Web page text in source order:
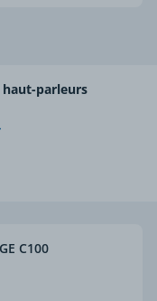
haut-parleurs
C100